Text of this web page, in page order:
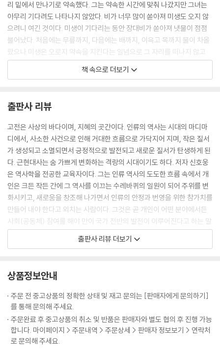
천 리를 내다보는 안목을 키운다
늘 스스로 반성하는 마음을 기른다
백 번 듣는 것보다 한 번 보는 것이 낫다
저마다 지닌 다른 재능을 십분 활용한다
남의 단점을 비판하기 전에 장점을 찾아 격려한다
가난이 청빈이 아닌 것처럼 부유가 부도덕은 아니다
해마다 피는 꽃은 같아도 그것을 보는 사람은 다르다
죽기를 각오하면 살고 요행히 살기를 바라면 죽는다
호가호위하는 자는 결국 패가망신한다
소신을 파는 곡학아세로 자리를 구걸하지 않는다
05. 천하경영의 교훈과 지혜
- 천하를 어떻게 경영할 것인가
눈물로 표를 지어 천하경영의 요체를 아뢰다
중상모략이나 헛소문에 현혹되지 않는다
창업도 어렵지만 그것을 지키는 것은 더 어렵다
말을 가리켜 사슴이라 하는 무리가 권력을 농단하다
한번 엎질러진 물은 주워 담지 못한다
골육간의 다툼은 반드시 패가망신으로 끝난다
저마다 가장 뛰어난 재능을 찾아 발휘한다
일마다 그 특성에 따른 적임자가 따로 있다
그릇이 크면 다 품어 안을 수 있다
생각난 날이 바로 길일이다
태산이 무너져도 낯빛 하나 바뀌지 않는다
세치 혀로 백만 대군을 제압하다
부정한 짓은 반드시 패가망신으로 돌아온다
리 밑에서 만나기로 약속했다. 그는 약속한 시간에 맞춰 나갔지만 그녀는
아무리 기다려도 나타나지 않았다. 비가 너무 많이 쏟아져 미생도 오지 않
으려니 여긴 것이다. 미생이 기다리는 동안 장대비가 쏟아져 냇물이 점점
불어났다. 처음에는 무릎까지, 다음에는 배까지, 이윽고 목까지 물이 차올
랐으나 미생은 오로지 약속을 지킨다는 일념으로 그 자리를 떠나지 않고
있다가 그만 교각을 끌어안은 채 물에 빠져 죽고 말았다(미생지신尾生之
에는 좀더 섬뜩한 고사가 등장한다. 과거에 응시하러 가던 범거경范巨卿
이라는 젊은이가 도중에 동상에 걸려 다 죽게 되었다. 역시 과거를 보러 가
던 장려張勵라는 젊은이가 그를 발견하고 며칠 동안 정성껏 돌봐주었다.
두 사람 모두 시험 날짜는 놓치고 말았지만, 대신 의형제를 맺었다. 둘은 다
음해 중양절重陽節(음력 9월 9일)에 장려의 집에서 만나기로 약속했다.
해가 바뀌어 약속한 날이 되자 장려는 음식을 장만해놓고 범거경을 기다렸
다. 날이 저물도록 손님은 나타나지 않았다. 이윽고 깊은 밤, 초췌한 몰골에
수심 가득한 표정의 범거경이 기척도 없이 장려의 방에 들어섰다. 그는 산
사람이 아니라 범거경의 귀신이었다. 생활고에 시달리던 범거경은 중양절
당일에야 뒤늦게 약속을 기억해냈지만 천 리 길을 가기에는 이미 때가 늦
었다. 어쩔 줄 몰라 하다가 “귀신은 천 리 길도 단숨에 갈 수 있다”는 말을
듣고는 스스로 목숨을 끊어 약속을 지킨 것이다.
춘추전국시대 유세객 소진蘇秦은 연왕을 만나 유세하면서 미생지신尾生
莊子도 우화에서 도척을 통해 미생을 비판하고 있다. “이런 인간들은 책
는 돼지, 깡통을 손에 든 비렁뱅이와 같이 쓸데없는 명목名目에 구애되어
하나밖에 없는 목숨을 아끼지 않는 자들로 진정한 삶의 길을 모르는 패거
리일 뿐이다.”
소진이나 도척의 말도 일리는 있다. 그러나 산업사회가 진행되면서 우리
사회는 너무도 많이 변해가고 있다. 비록 융통성과는 담을 쌓았더라도 약
책 속으로 더보기
출판사 리뷰
고전은 사상의 바다이며, 지혜의 곳간이다. 인류의 역사는 시대의 마디마
디에서, 사소한 사건으로 인해 거대한 흐름으로 가닥지어 지며, 작은 질서
가 생성되고 소멸되면서 긍정적으로 발전되고 새로운 질서가 탄생하게 된
다. 근현대사는 숨 가쁘게 변화하는 격랑의 시대이기도 하다. 저자 신호웅
은 역사학을 전공한 교육자이다. 그는 인류 역사의 도도한 흐름 속에서 개
인은 크든 작든 간에 그 역사를 이끄는 수레바퀴의 일원이 되어 주위를 변
화시키고, 새로움을 창조해 나가면서 인류의 안정과 번영을 위한 참가치를
만들어 내야 한다고 외치는 사람이다. 그것은 곧 개인이 어떤 분야에서든
사회(공동체) 참여를 해야 만이 국가 전반의 발전이 이루어진다고 하는 말
과도 일맥상통한다. 그러하기에 저자는 치열한 역사인식과 자기 통찰의 철
학, 그리고 이를 바탕으로 한 지혜가 만들어져야 한다고 보는 것이다. 그러
할 수 있다고 강조하고 있는 것이다.
그런 점에서 근간의 주입식교육, 왜곡된 역사관, 천박한 이념과 사상을 바
라보는 그의 눈에는 미래의 개인이나 국가 모두가 파멸에 이르게 될 지도
모른다는 안타까움이 비쳐지고 있는 듯하다. 그런 안타까움에서 쓰여 진
이 책은 대학의 교양교과서로도 활용할 수 있고, 중고등학생들이 편하게
접근할 수 있도록 눈높이를 조절하여, 누구나 난해한 고전을 가까이 할 수
출판사 리뷰 더보기
상품정보안내
주문 전 중고상품의 정확한 상태 및 재고 문의는 [판매자에게 문의하기]
를 통해 문의해 주세요.
주문완료 후 중고상품의 취소 및 반품은 판매자와 별도 협의 후 진행 가능
합니다. 마이페이지 > 주문내역 > 주문상세 > 판매자 정보보기 > 연락처
로 문의해 주세요.